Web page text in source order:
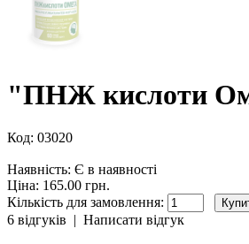
"ПНЖ кислоти
Код: 03020
Наявність: Є в наявності
Ціна: 165.00 грн.
Кількість для замовлення:
6 відгуків | Написати відгук